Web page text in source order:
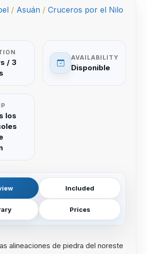
/ Asuán / Cruceros por el Nilo
/ 3
AVAILABILITY
Disponible
los
Included
Prices
alineaciones de piedra del noreste